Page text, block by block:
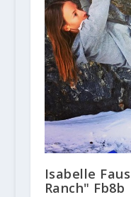
Isabelle
Ranch" Fb8b